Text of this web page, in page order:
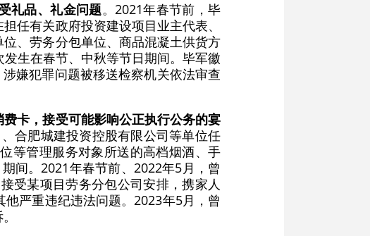
礼品、礼金问题。2021年春节前，毕
任有关政府投资建设项目业主代表、
、劳务分包单位、商品混凝土供货方
生在春节、中秋等节日期间。毕军徽
嫌犯罪问题被移送检察机关依法审查
卡，接受可能影响公正执行公务的宴
合肥城建投资控股有限公司等单位任
等管理服务对象所送的高档烟酒、手
间。2021年春节前、2022年5月，曾
受某项目劳务分包公司安排，携家人
严重违纪违法问题。2023年5月，曾